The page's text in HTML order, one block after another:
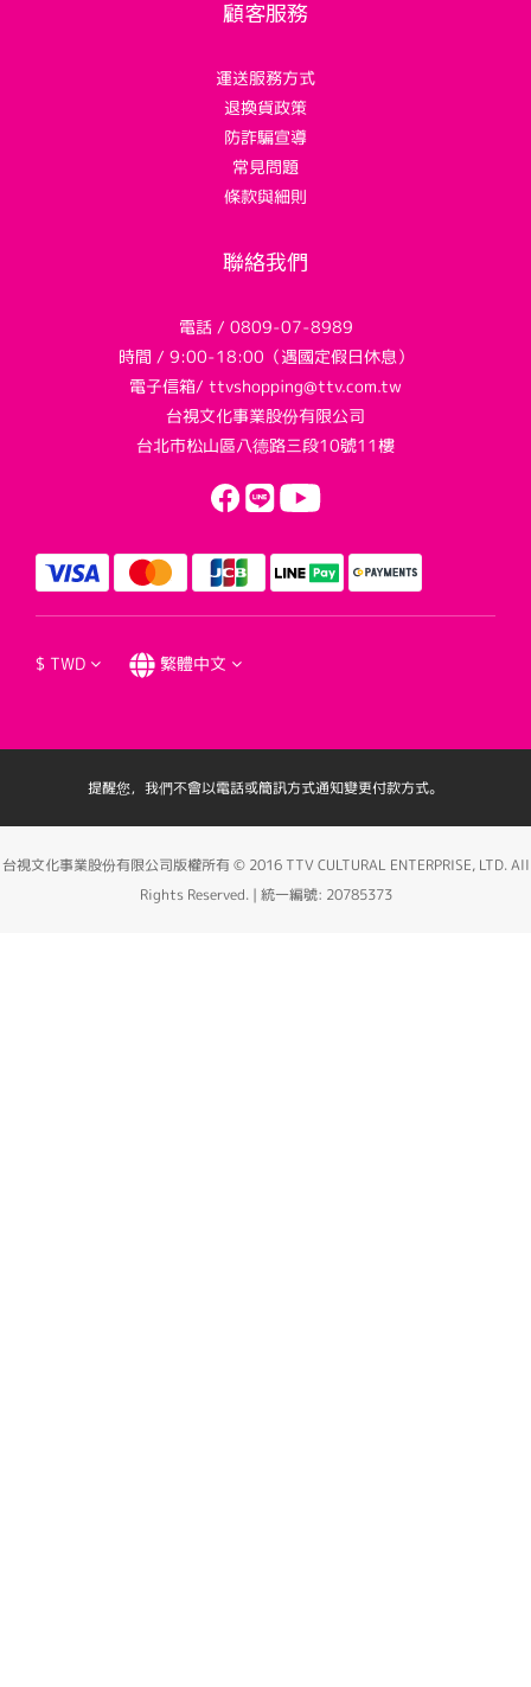
顧客服務
運送服務方式
退換貨政策
防詐騙宣導
常見問題
條款與細則
聯絡我們
電話 / 0809-07-8989
時間 / 9:00-18:00（遇國定假日休息）
電子信箱/ ttvshopping@ttv.com.tw
台視文化事業股份有限公司
台北市松山區八德路三段10號11樓
$ TWD 繁體中文
提醒您，我們不會以電話或簡訊方式通知變更付款方式。
台視文化事業股份有限公司版權所有 © 2016 TTV CULTURAL ENTERPRISE, LTD. All
Rights Reserved. | 統一編號: 20785373